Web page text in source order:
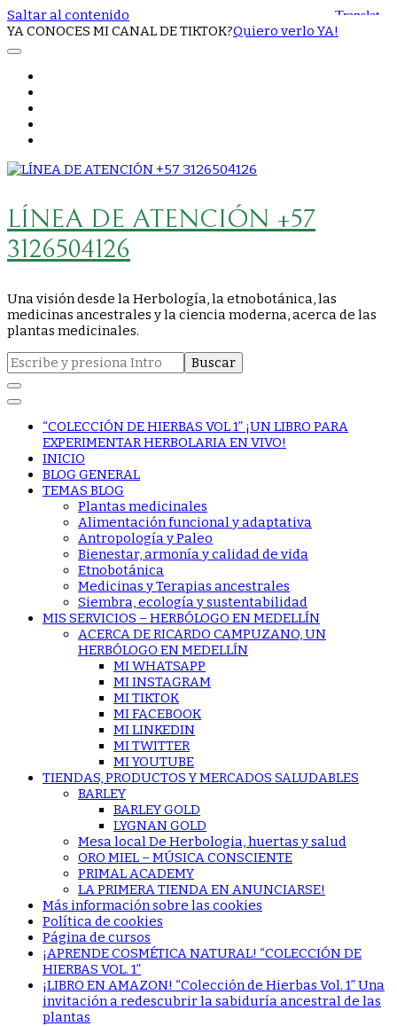
Saltar al contenido
YA CONOCES MI CANAL DE TIKTOK?Quiero verlo YA!
LÍNEA DE ATENCIÓN +57
3126504126
Una visión desde la Herbología, la etnobotánica, las
medicinas ancestrales y la ciencia moderna, acerca de las
plantas medicinales.
Buscar:
“COLECCIÓN DE HIERBAS VOL 1” ¡UN LIBRO PARA
EXPERIMENTAR HERBOLARIA EN VIVO!
INICIO
BLOG GENERAL
TEMAS BLOG
Plantas medicinales
Alimentación funcional y adaptativa
Antropología y Paleo
Bienestar, armonía y calidad de vida
Etnobotánica
Medicinas y Terapias ancestrales
Siembra, ecología y sustentabilidad
MIS SERVICIOS – HERBÓLOGO EN MEDELLÍN
ACERCA DE RICARDO CAMPUZANO, UN
HERBÓLOGO EN MEDELLÍN
MI WHATSAPP
MI INSTAGRAM
MI TIKTOK
MI FACEBOOK
MI LINKEDIN
MI TWITTER
MI YOUTUBE
TIENDAS, PRODUCTOS Y MERCADOS SALUDABLES
BARLEY
BARLEY GOLD
LYGNAN GOLD
Mesa local De Herbologia, huertas y salud
ORO MIEL – MÚSICA CONSCIENTE
PRIMAL ACADEMY
LA PRIMERA TIENDA EN ANUNCIARSE!
Más información sobre las cookies
Política de cookies
Página de cursos
¡APRENDE COSMÉTICA NATURAL! “COLECCIÓN DE
HIERBAS VOL. 1”
¡LIBRO EN AMAZON! “Colección de Hierbas Vol. 1” Una
invitación a redescubrir la sabiduría ancestral de las
plantas